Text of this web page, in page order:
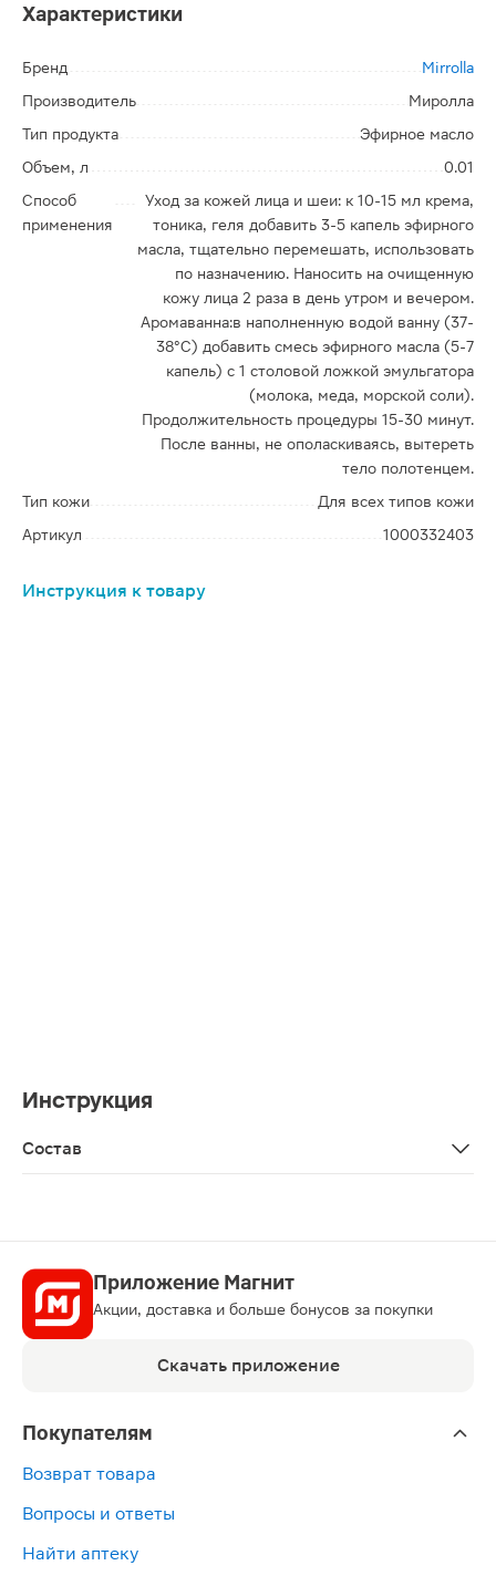
Характеристики
Бренд
Mirrolla
Производитель
Миролла
Тип продукта
Эфирное масло
Объем, л
0.01
Способ
применения
Уход за кожей лица и шеи: к 10-15 мл крема,
тоника, геля добавить 3-5 капель эфирного
масла, тщательно перемешать, использовать
по назначению. Наносить на очищенную
кожу лица 2 раза в день утром и вечером.
Аромаванна:в наполненную водой ванну (37-
38°C) добавить смесь эфирного масла (5-7
капель) с 1 столовой ложкой эмульгатора
(молока, меда, морской соли).
Продолжительность процедуры 15-30 минут.
После ванны, не ополаскиваясь, вытереть
тело полотенцем.
Тип кожи
Для всех типов кожи
Артикул
1000332403
Инструкция к товару
Инструкция
Состав
Приложение Магнит
Акции, доставка и больше бонусов за покупки
Скачать приложение
Покупателям
Возврат товара
Вопросы и ответы
Найти аптеку